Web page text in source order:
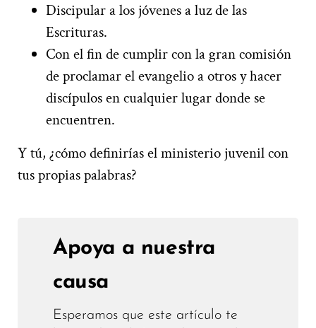
Discipular a los jóvenes a luz de las
Escrituras.
Con el fin de cumplir con la gran comisión
de proclamar el evangelio a otros y hacer
discípulos en cualquier lugar donde se
encuentren.
Y tú, ¿cómo definirías el ministerio juvenil con
tus propias palabras?
Apoya a nuestra
causa
Esperamos que este artículo te